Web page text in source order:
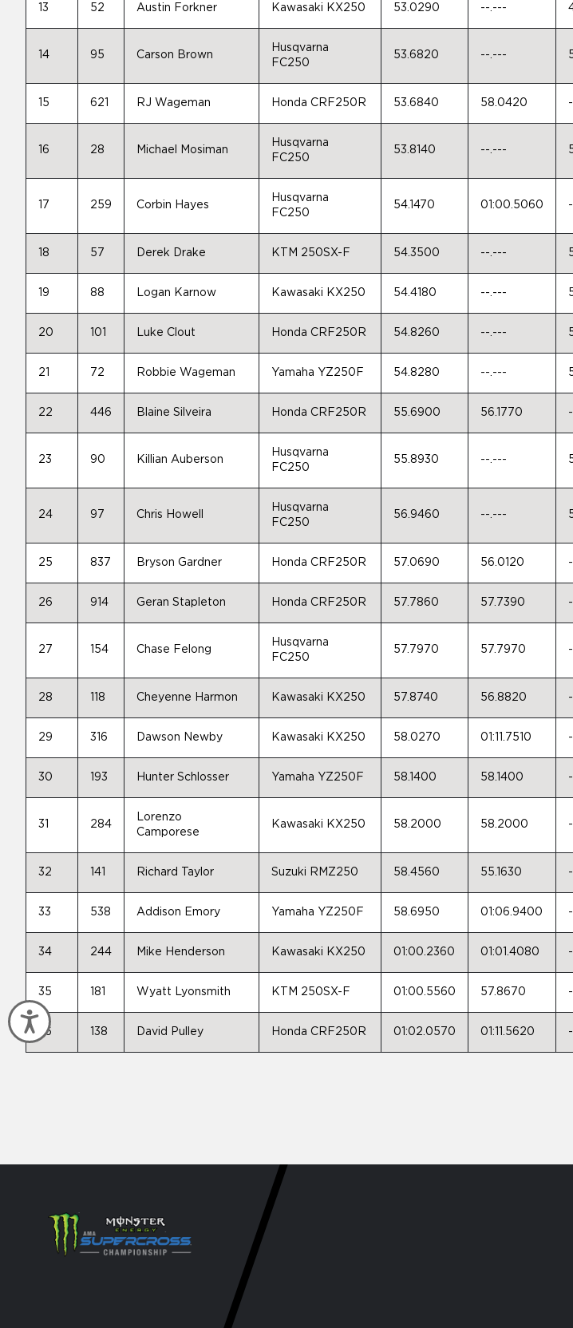
Accessibility
13 52 Austin Forkner Kawasaki KX250 53.0290 --.---
14 95 Carson Brown
Husqvarna
FC250
53.6820 --.---
15 621 RJ Wageman Honda CRF250R 53.6840 58.0420
16 28 Michael Mosiman
Husqvarna
FC250
53.8140 --.---
17 259 Corbin Hayes
Husqvarna
FC250
54.1470 01:00.5060
18 57 Derek Drake KTM 250SX-F 54.3500 --.---
19 88 Logan Karnow Kawasaki KX250 54.4180 --.---
20 101 Luke Clout Honda CRF250R 54.8260 --.---
21 72 Robbie Wageman Yamaha YZ250F 54.8280 --.---
22 446 Blaine Silveira Honda CRF250R 55.6900 56.1770
23 90 Killian Auberson
Husqvarna
FC250
55.8930 --.---
24 97 Chris Howell
Husqvarna
FC250
56.9460 --.---
25 837 Bryson Gardner Honda CRF250R 57.0690 56.0120
26 914 Geran Stapleton Honda CRF250R 57.7860 57.7390
27 154 Chase Felong
Husqvarna
FC250
57.7970 57.7970
28 118 Cheyenne Harmon Kawasaki KX250 57.8740 56.8820
29 316 Dawson Newby Kawasaki KX250 58.0270 01:11.7510
30 193 Hunter Schlosser Yamaha YZ250F 58.1400 58.1400
31 284
Lorenzo
Camporese
Kawasaki KX250 58.2000 58.2000
32 141 Richard Taylor Suzuki RMZ250 58.4560 55.1630
33 538 Addison Emory Yamaha YZ250F 58.6950 01:06.9400
34 244 Mike Henderson Kawasaki KX250 01:00.2360 01:01.4080
35 181 Wyatt Lyonsmith KTM 250SX-F 01:00.5560 57.8670
36 138 David Pulley Honda CRF250R 01:02.0570 01:11.5620